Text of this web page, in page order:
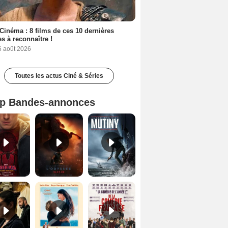
: 8 films de ces 10 dernières
à reconnaître !
août 2026
Toutes les actus Ciné & Séries
Bandes-annonces
Spider-Man: Brand New Day Bande-annonce VO STFR L'Odyssée Bande-annonce VO STFR
Les Matins merveilleux Bande-annonce VF De la Comédie-Française Teaser VF